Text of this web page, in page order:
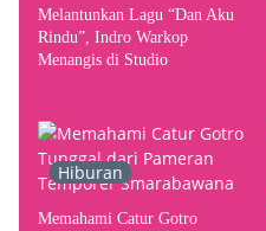
Melantunkan Lagu “Dan Aku
Rindu”, Indro Warkop
Menangis di Studio
Hiburan
Memahami Catur Gotro